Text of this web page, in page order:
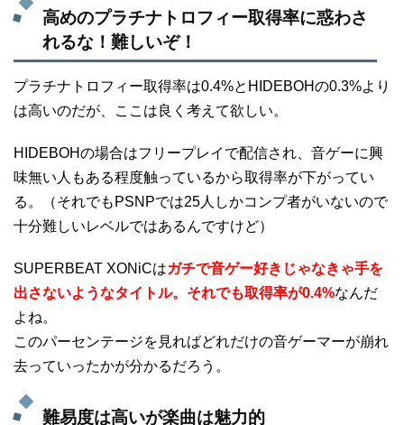
高めのプラチナトロフィー取得率に惑わさ
れるな！難しいぞ！
プラチナトロフィー取得率は0.4%とHIDEBOHの0.3%より
は高いのだが、ここは良く考えて欲しい。
HIDEBOHの場合はフリープレイで配信され、音ゲーに興
味無い人もある程度触っているから取得率が下がってい
る。（それでもPSNPでは25人しかコンプ者がいないので
十分難しいレベルではあるんですけど）
SUPERBEAT XONiCはガチで音ゲー好きじゃなきゃ手を
出さないようなタイトル。それでも取得率が0.4%なんだ
よね。
このパーセンテージを見ればどれだけの音ゲーマーが崩れ
去っていったかが分かるだろう。
難易度は高いが楽曲は魅力的